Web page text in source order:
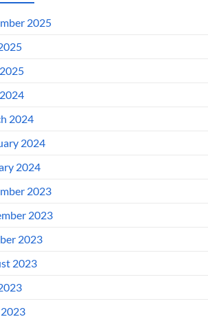
2025
2024
2024
2024
2023
2023
2023
2023